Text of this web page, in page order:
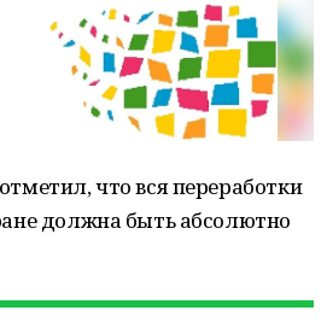
что вся переработки
должна быть абсолютно